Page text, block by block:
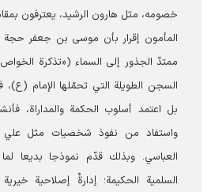
خصومه، مثل هارون الرشيد، يعترفون
المأمون إقرار بأن موسى بن جعفر حجة
ممتدّ الجذور إلى السماء («تذكرة
السجن الطويلة التي تحمّلها الإمام (ع)،
بل اعتمد أسلوب الحكمة والمداراة،
واستفاد من نفوذ شخصيات مثل علي
العباسي. وبذلك قدّم نموذجا بديعا
السلمية الحكيمة؛ إدارةٌ إصلاحية